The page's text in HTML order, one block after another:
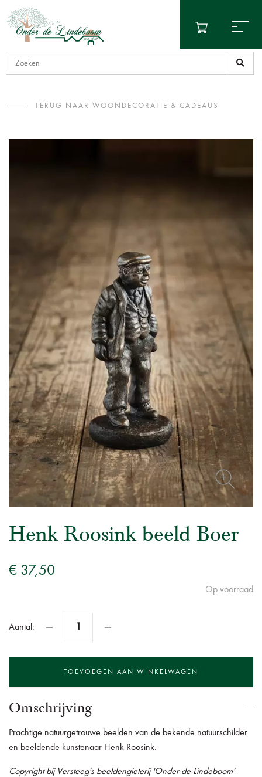
TERUG NAAR WOONDECORATIE & CADEAUS
Henk Roosink beeld Boer
€ 37,50
Op voorraad
Aantal:
Omschrijving
Prachtige natuurgetrouwe beelden van de bekende natuurschilder
en beeldende kunstenaar Henk Roosink.
Copyright bij Versteeg's beeldengieterij 'Onder de Lindeboom'